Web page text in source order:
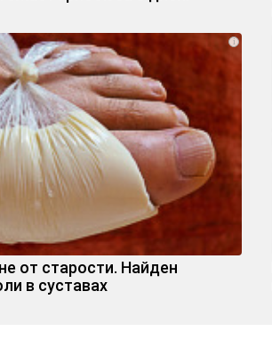
i
от старости. Найден
в суставах